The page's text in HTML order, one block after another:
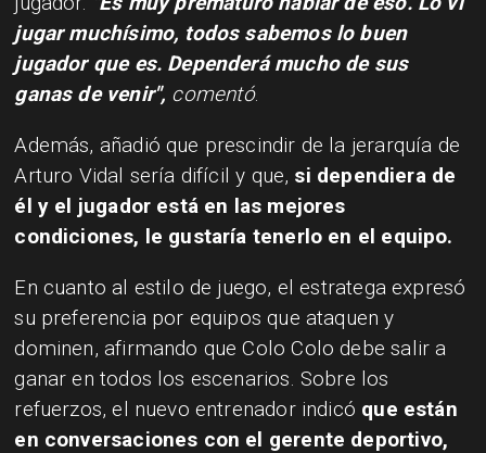
jugar muchísimo, todos sabemos lo buen
jugador que es. Dependerá mucho de sus
ganas de venir", comentó.
Además, añadió que prescindir de la jerarquía de
Arturo Vidal sería difícil y que, si dependiera de
él y el jugador está en las mejores
condiciones, le gustaría tenerlo en el equipo.
En cuanto al estilo de juego, el estratega expresó
su preferencia por equipos que ataquen y
dominen, afirmando que Colo Colo debe salir a
ganar en todos los escenarios. Sobre los
refuerzos, el nuevo entrenador indicó que están
en conversaciones con el gerente deportivo,